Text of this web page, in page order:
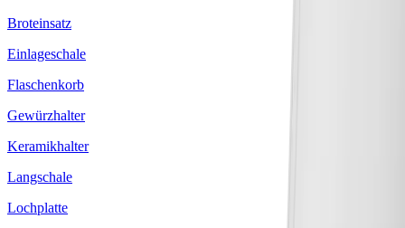
Broteinsatz
Einlageschale
Flaschenkorb
Gewürzhalter
Keramikhalter
Langschale
Lochplatte